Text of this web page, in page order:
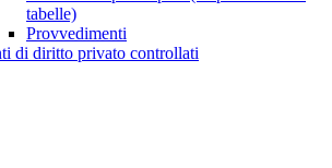
tabelle)
Provvedimenti
di diritto privato controllati